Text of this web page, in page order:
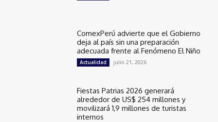
ComexPerú advierte que el Gobierno
deja al país sin una preparación
adecuada frente al Fenómeno El Niño
Actualidad julio 21, 2026
Fiestas Patrias 2026 generará
alrededor de US$ 254 millones y
movilizará 1,9 millones de turistas
internos